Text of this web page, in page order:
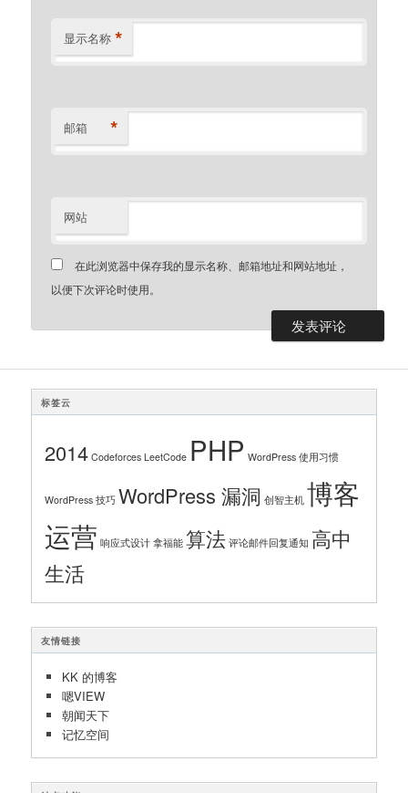
显示名称 *
邮箱 *
网站
在此浏览器中保存我的显示名称、邮箱地址和网站地址，
以便下次评论时使用。
标签云
2014 Codeforces LeetCode PHP WordPress 使用习惯
WordPress 技巧 WordPress 漏洞 创智主机 博客
运营 响应式设计 拿福能 算法 评论邮件回复通知 高中
生活
友情链接
KK 的博客
嗯VIEW
朝闻天下
记忆空间